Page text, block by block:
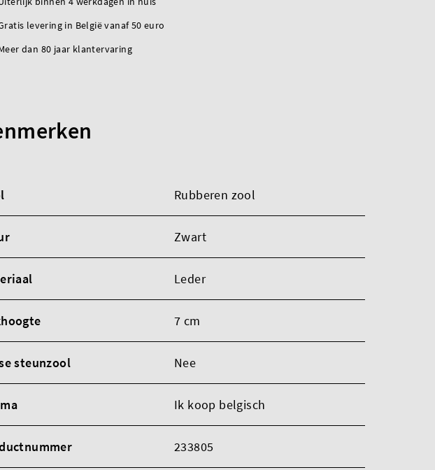
levering in België vanaf 50 euro
dan 80 jaar klantervaring
Rubberen zool
Zwart
Leder
7 cm
steunzool Nee
Ik koop belgisch
233805